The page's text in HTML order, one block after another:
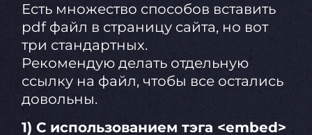
КОНТАКТЫ
Есть множество способов вставить
pdf файл в страницу сайта, но вот
три стандартных.
Рекомендую делать отдельную
ссылку на файл, чтобы все остались
довольны.
1) C использованием тэга <embed>